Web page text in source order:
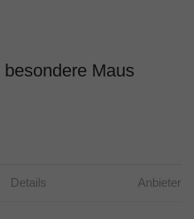
Maus
Details Anbieter